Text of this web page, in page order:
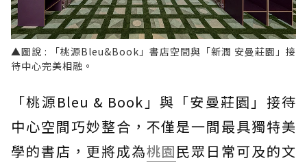
▲圖說 : 「桃源Bleu&Book」書店空間與「新潤 安曼莊園」接
待中心完美相融。
「桃源Bleu & Book」與「安曼莊園」接待
中心空間巧妙整合，不僅是一間最具獨特美
學的書店，更將成為桃園民眾日常可及的文